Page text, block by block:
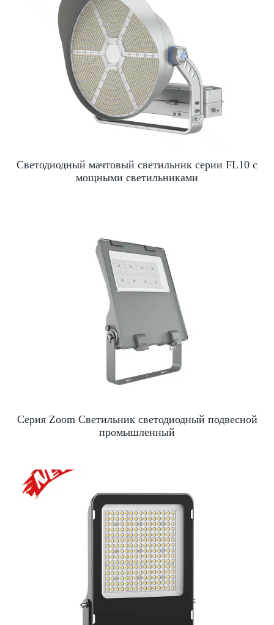
Светодиодный мачтовый светильник серии FL10 с
мощными светильниками
Серия Zoom Светильник светодиодный подвесной
промышленный